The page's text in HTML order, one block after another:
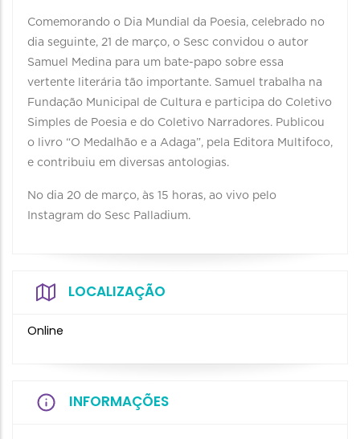
Comemorando o Dia Mundial da Poesia, celebrado no
dia seguinte, 21 de março, o Sesc convidou o autor
Samuel Medina para um bate-papo sobre essa
vertente literária tão importante. Samuel trabalha na
Fundação Municipal de Cultura e participa do Coletivo
Simples de Poesia e do Coletivo Narradores. Publicou
o livro “O Medalhão e a Adaga”, pela Editora Multifoco,
e contribuiu em diversas antologias.
No dia 20 de março, às 15 horas, ao vivo pelo
Instagram do Sesc Palladium.
LOCALIZAÇÃO
Online
INFORMAÇÕES